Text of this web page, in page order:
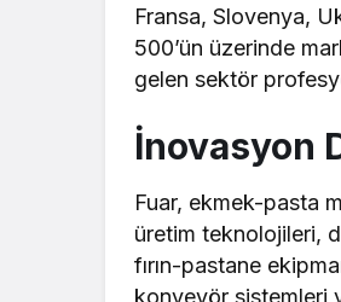
Fransa, Slovenya,
500’ün üzerinde
gelen sektör
İnovasyon
Fuar, ekmek-pasta
üretim teknolojileri,
fırın-pastane
konveyör sistemleri